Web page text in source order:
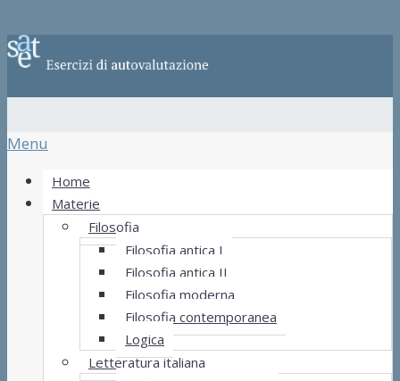
Menu
Home
Materie
Filosofia
Filosofia antica I
Filosofia antica II
Filosofia moderna
Filosofia contemporanea
Logica
Letteratura italiana